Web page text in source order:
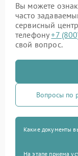
Вы можете
часто
сервисный
телефону+7
свой вопрос.
Вопросы по
Какие документы
На этапе приема